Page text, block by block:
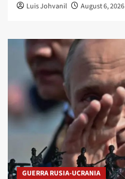
Luis Johvanil August 6, 2026
GUERRA RUSIA-UCRANIA